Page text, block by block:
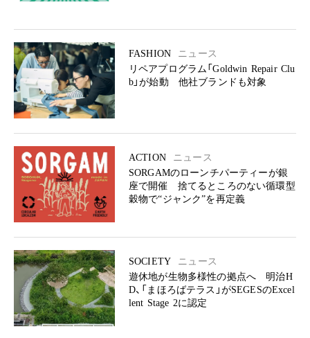
FASHION
ニュース
リペアプログラム「Goldwin Repair Clu
b」が始動 他社ブランドも対象
ACTION
ニュース
SORGAMのローンチパーティーが銀
座で開催 捨てるところのない循環型
穀物で“ジャンク”を再定義
SOCIETY
ニュース
遊休地が生物多様性の拠点へ 明治H
D、「まほろばテラス」がSEGESのExcel
lent Stage 2に認定